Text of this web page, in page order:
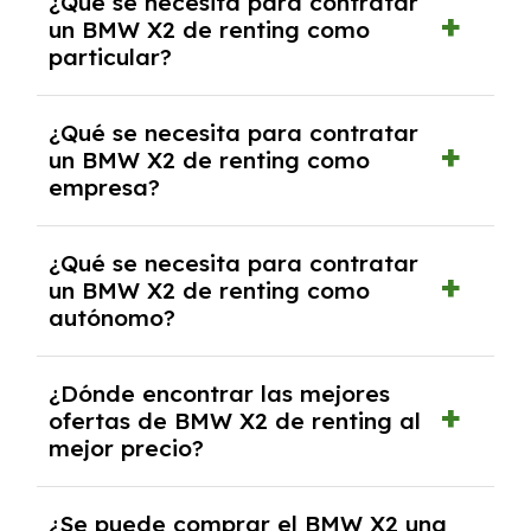
pero puede haber penalizaciones por
cancelación anticipada. Es importante revisar
las condiciones del contrato y hablar con un
experto que te asesore.
un BMW X2 de renting como
particular?
y, en algunos casos, una consulta de solvencia
crediticia y un pago inicial.
¿Qué se necesita para contratar
un BMW X2 de renting como
empresa?
documentación financiera y, en algunos
casos, un informe de solvencia de la empresa
y un pago inicial.
¿Qué se necesita para contratar
un BMW X2 de renting como
autónomo?
autónomos, justificante de ingresos y, en
algunos casos, un informe fiscal y un pago
inicial.
¿Dónde encontrar las mejores
ofertas de BMW X2 de renting al
mejor precio?
¿Se puede comprar el BMW X2 una